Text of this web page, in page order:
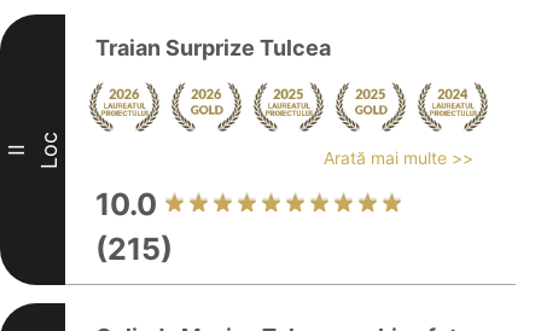
II Loc
Traian Surprize Tulcea
Arată mai multe >>
10.0
(215)